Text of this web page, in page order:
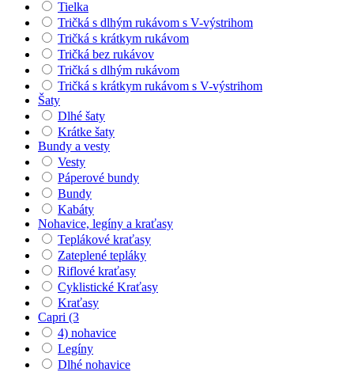
Tielka
Tričká s dlhým rukávom s V-výstrihom
Tričká s krátkym rukávom
Tričká bez rukávov
Tričká s dlhým rukávom
Tričká s krátkym rukávom s V-výstrihom
Šaty
Dlhé šaty
Krátke šaty
Bundy a vesty
Vesty
Páperové bundy
Bundy
Kabáty
Nohavice, legíny a kraťasy
Teplákové kraťasy
Zateplené tepláky
Riflové kraťasy
Cyklistické Kraťasy
Kraťasy
Capri (3
4) nohavice
Legíny
Dlhé nohavice